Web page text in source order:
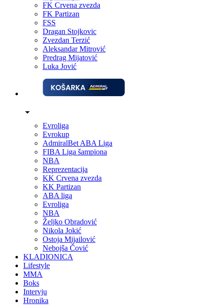
FK Crvena zvezda
FK Partizan
FSS
Dragan Stojkovic
Zvezdan Terzić
Aleksandar Mitrović
Predrag Mijatović
Luka Jović
Evroliga
Evrokup
AdmiralBet ABA Liga
FIBA Liga šampiona
NBA
Reprezentacija
KK Crvena zvezda
KK Partizan
ABA liga
Evroliga
NBA
Željko Obradović
Nikola Jokić
Ostoja Mijailović
Nebojša Čović
KLADIONICA
Lifestyle
MMA
Boks
Intervju
Hronika